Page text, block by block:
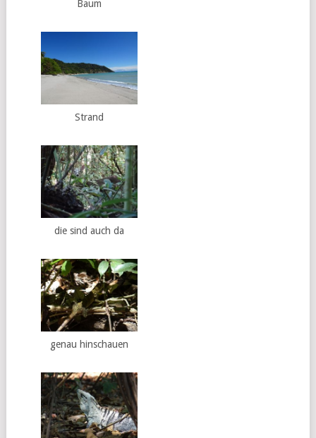
Baum
Strand
die sind auch da
genau hinschauen